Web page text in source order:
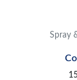
Spray